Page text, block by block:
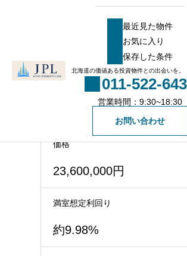
北海道の価値ある投資物件との出会いを。
最近見た物件
お気に入り
保存した条件
011-522-
営業時間：9:30~18:30
お問い合わせ
売買一棟マンション 【札幌】ビレッジ中沼Ⅱ
【札幌】ビレッジ中沼Ⅱ 利回り約
モエレ沼公園まで徒歩圏内！大規
利回り約9.98%！ 閑静な住宅街に
価格
23,600,000円
満室想定利回り
約9.98%